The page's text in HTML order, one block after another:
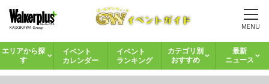
MENU
エリアから探
す
イベント
カレンダー
イベント
ランキング
カテゴリ別
おすすめ
最新
ニュース